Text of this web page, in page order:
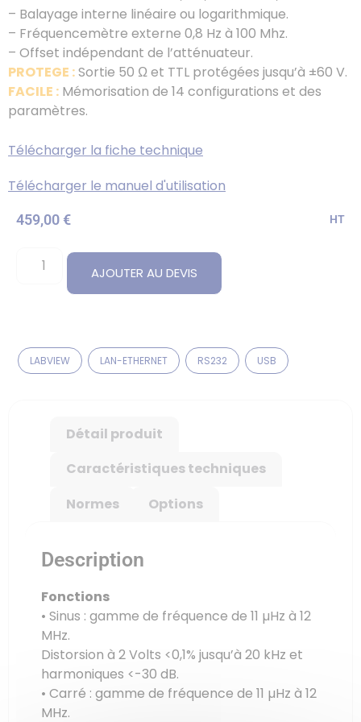
– Balayage interne linéaire ou logarithmique.
– Fréquencemètre externe 0,8 Hz à 100 Mhz.
– Offset indépendant de l’atténuateur.
PROTEGE :Sortie 50 Ω et TTL protégées jusqu’à ±60 V.
FACILE : Mémorisation de 14 configurations et des
paramètres.
Télécharger la fiche technique
Télécharger le manuel d'utilisation
459,00 € HT
AJOUTER AU DEVIS
LABVIEW LAN-ETHERNET RS232 USB
Détail produit
Caractéristiques techniques
Normes
Options
Description
Fonctions
• Sinus : gamme de fréquence de 11 µHz à 12
MHz.
Distorsion à 2 Volts <0,1% jusqu’à 20 kHz et
harmoniques <-30 dB.
• Carré : gamme de fréquence de 11 µHz à 12
MHz.